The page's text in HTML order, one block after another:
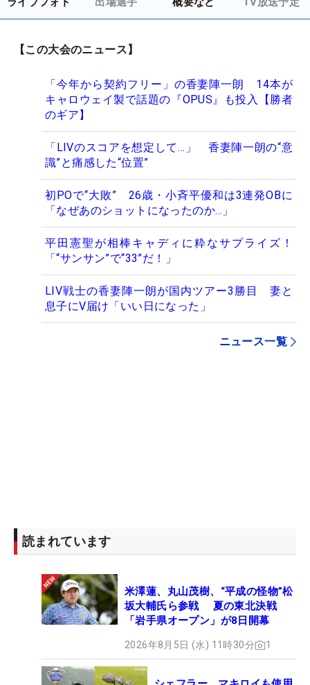
【この大会のニュース】
「今年から契約フリー」の香妻陣一朗 14本が
キャロウェイ製で話題の『OPUS』も投入【勝者
のギア】
「LIVのスコアを想定して…」 香妻陣一朗の“意
識”と痛感した“位置”
初POで“大敗” 26歳・小斉平優和は3連発OBに
「なぜあのショットになったのか…」
平田憲聖が相棒キャディに粋なサプライズ！
「“サンサン”で“33”だ！」
LIV戦士の香妻陣一朗が国内ツアー3勝目 妻と
息子にV届け「いい日になった」
ニュース一覧
読まれています
米澤蓮、丸山茂樹、“平成の怪物”松
坂大輔氏ら参戦 夏の東北決戦
「岩手県オープン」が8日開幕
2026年8月5日 (水) 11時30分 1